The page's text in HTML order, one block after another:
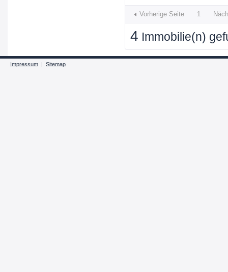
Vorherige Seite 1
4 Immobilie(n)
Impressum | Sitemap